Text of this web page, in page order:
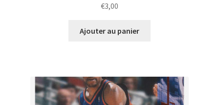
€3,00
Ajouter au panier